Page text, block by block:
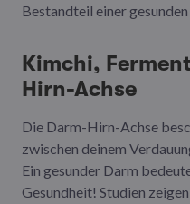
Bestandteil einer
Kimchi,
Hirn-Achse
Die Darm-Hirn-Achse
zwischen deinem
Ein gesunder Darm
Gesundheit! Studien